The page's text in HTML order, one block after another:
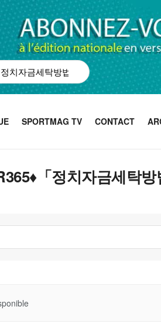
SPORTMAG TV CONTACT
「정치자금세탁방